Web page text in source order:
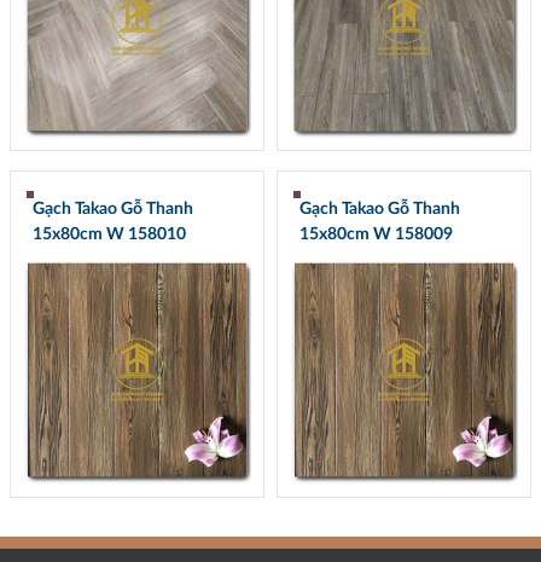
Gạch Takao Gỗ Thanh
15x80cm W 158010
Gạch Takao Gỗ Thanh
15x80cm W 158009